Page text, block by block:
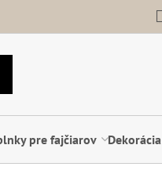
pre fajčiarov Dekorácia